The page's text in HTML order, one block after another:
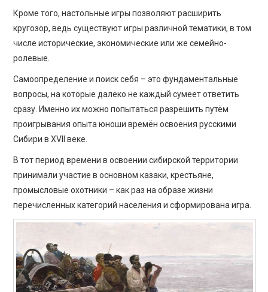
Кроме того, настольные игры позволяют расширить
кругозор, ведь существуют игры различной тематики, в том
числе исторические, экономические или же семейно-
ролевые.
Самоопределение и поиск себя – это фундаментальные
вопросы, на которые далеко не каждый сумеет ответить
сразу. Именно их можно попытаться разрешить путём
проигрывания опыта юноши времён освоения русскими
Сибири в XVII веке.
В тот период времени в освоении сибирской территории
принимали участие в основном казаки, крестьяне,
промысловые охотники – как раз на образе жизни
перечисленных категорий населения и сформирована игра.